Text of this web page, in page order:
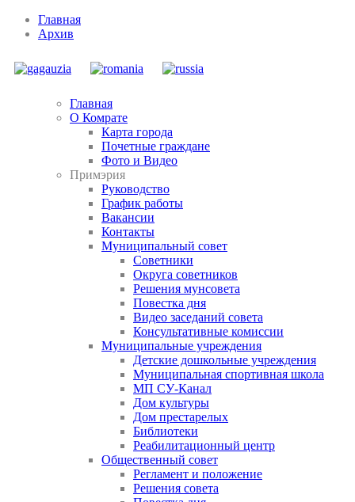
Главная
Архив
Главная
О Комрате
Карта города
Почетные граждане
Фото и Видео
Примэрия
Руководство
График работы
Вакансии
Контакты
Муниципальный совет
Советники
Округа советников
Решения мунсовета
Повестка дня
Видео заседаний совета
Консультативные комиссии
Муниципальные учреждения
Детские дошкольные учреждения
Муниципальная спортивная школа
МП СУ-Канал
Дом культуры
Дом престарелых
Библиотеки
Реабилитационный центр
Общественный совет
Регламент и положение
Решения совета